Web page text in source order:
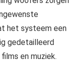
het systeem een
gedetailleerd
en muziek.